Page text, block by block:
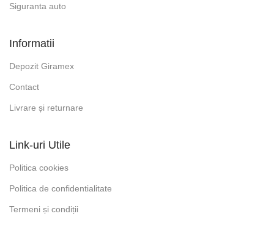
Siguranta auto
Informatii
Depozit Giramex
Contact
Livrare și returnare
Link-uri Utile
Politica cookies
Politica de confidentialitate
Termeni și condiții